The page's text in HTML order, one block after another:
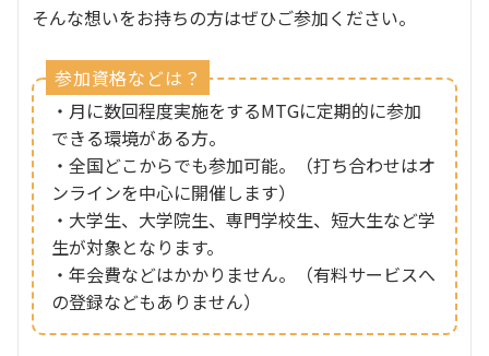
そんな想いをお持ちの方はぜひご参加ください。
参加資格などは？
・月に数回程度実施をするMTGに定期的に参加
できる環境がある方。
・全国どこからでも参加可能。（打ち合わせはオ
ンラインを中心に開催します）
・大学生、大学院生、専門学校生、短大生など学
生が対象となります。
・年会費などはかかりません。（有料サービスへ
の登録などもありません）